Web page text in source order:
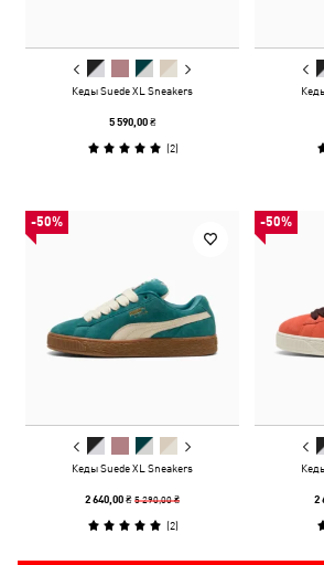
Кеды Suede XL Sneakers
5 590,00 ₴
(2)
-50%
Кеды Suede XL Sneakers
2 640,00 ₴5 290,00 ₴
(2)
-50%
2